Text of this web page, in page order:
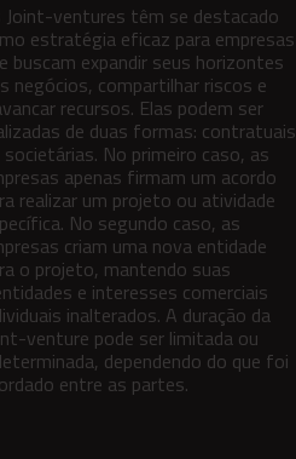
Joint-ventures têm se destacado
estratégia eficaz para empresas
buscam expandir seus horizontes
negócios, compartilhar riscos e
recursos. Elas podem ser
de duas formas: contratuais
societárias. No primeiro caso, as
apenas firmam um acordo
realizar um projeto ou atividade
No segundo caso, as
criam uma nova entidade
o projeto, mantendo suas
e interesses comerciais
inalterados. A duração da
venture pode ser limitada ou
dependendo do que foi
entre as partes.